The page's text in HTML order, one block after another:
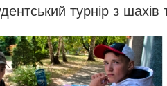
турнір з